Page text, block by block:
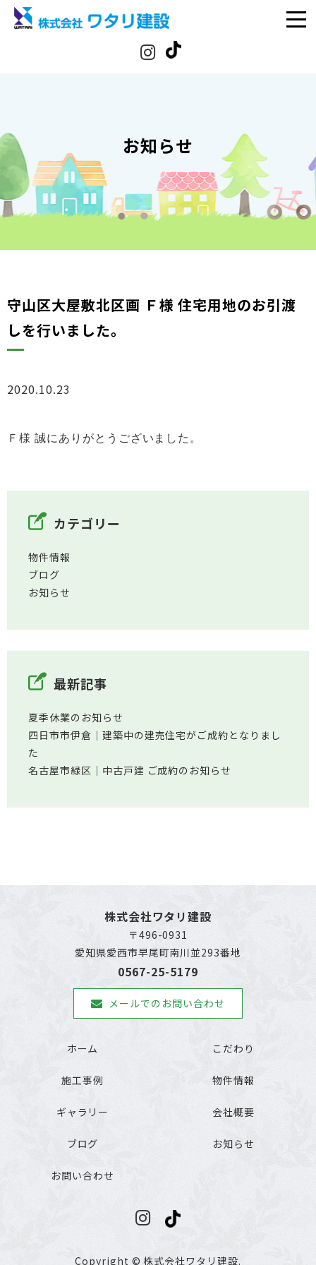
お知らせ
守山区大屋敷北区画 Ｆ様 住宅用地のお引渡
しを行いました。
2020.10.23
Ｆ様 誠にありがとうございました。
カテゴリー
物件情報
ブログ
お知らせ
最新記事
夏季休業のお知らせ
四日市市伊倉│建築中の建売住宅がご成約となりまし
た
名古屋市緑区│中古戸建 ご成約のお知らせ
株式会社ワタリ建設
〒496-0931
愛知県愛西市早尾町南川並293番地
0567-25-5179
メールでのお問い合わせ
ホーム こだわり
施工事例 物件情報
ギャラリー 会社概要
ブログ お知らせ
お問い合わせ
Copyright © 株式会社ワタリ建設.